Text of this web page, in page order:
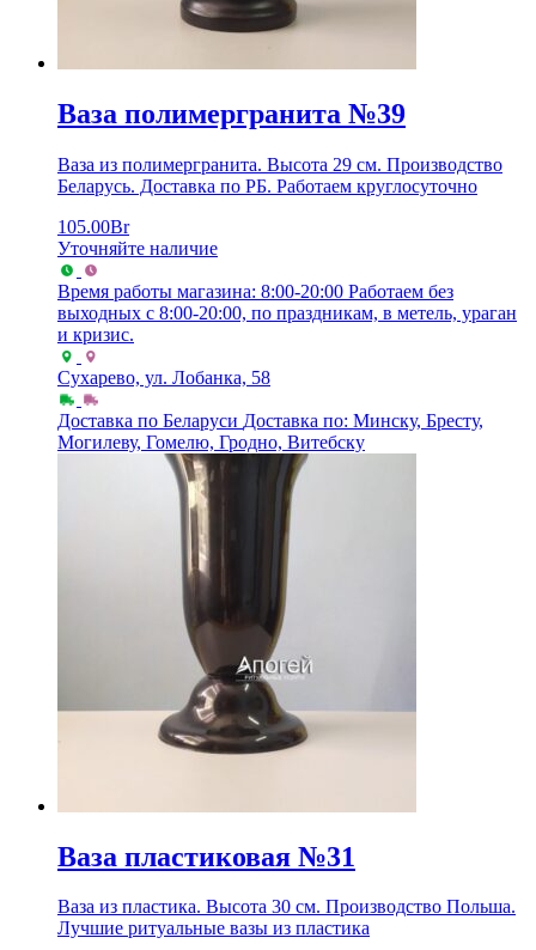
Ваза полимергранита №39
Ваза из полимергранита. Высота 29 см. Производство
Беларусь. Доставка по РБ. Работаем круглосуточно
105.00Br
Уточняйте наличие
Время работы магазина: 8:00-20:00 Работаем без
выходных с 8:00-20:00, по праздникам, в метель, ураган
и кризис.
Сухарево, ул. Лобанка, 58
Доставка по Беларуси Доставка по: Минску, Бресту,
Могилеву, Гомелю, Гродно, Витебску
Ваза пластиковая №31
Ваза из пластика. Высота 30 см. Производство Польша.
Лучшие ритуальные вазы из пластика